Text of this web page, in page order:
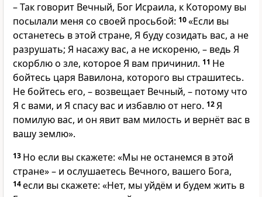
– Так говорит Вечный, Бог Исраила, к Которому вы
посылали меня со своей просьбой: 10«Если вы
останетесь в этой стране, Я буду созидать вас, а не
разрушать; Я насажу вас, а не искореню, – ведь Я
скорблю о зле, которое Я вам причинил. 11 Не
бойтесь царя Вавилона, которого вы страшитесь.
Не бойтесь его, – возвещает Вечный, – потому что
Я с вами, и Я спасу вас и избавлю от него. 12Я
помилую вас, и он явит вам милость и вернёт вас в
вашу землю».
13 Но если вы скажете: «Мы не останемся в этой
стране» – и ослушаетесь Вечного, вашего Бога,
14если вы скажете: «Нет, мы уйдём и будем жить в